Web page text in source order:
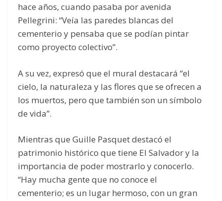
hace años, cuando pasaba por avenida
Pellegrini: “Veía las paredes blancas del
cementerio y pensaba que se podían pintar
como proyecto colectivo”.
A su vez, expresó que el mural destacará “el
cielo, la naturaleza y las flores que se ofrecen a
los muertos, pero que también son un símbolo
de vida”.
Mientras que Guille Pasquet destacó el
patrimonio histórico que tiene El Salvador y la
importancia de poder mostrarlo y conocerlo.
“Hay mucha gente que no conoce el
cementerio; es un lugar hermoso, con un gran